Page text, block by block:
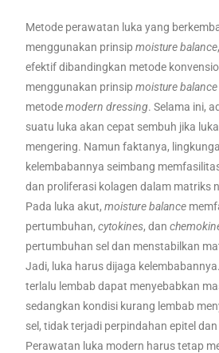
Metode perawatan luka yang
menggunakan prinsipmoisture balance
efektif dibandingkan metode
menggunakan prinsipmoisture balance
metodemodern dressing. Selama ini,
suatu luka akan cepat sembuh jika
mengering. Namun faktanya,
kelembabannya seimbang
dan proliferasi kolagen dalam matriks
Pada luka akut,moisture balance
pertumbuhan,cytokines, dan
pertumbuhan sel dan menstabilkan
Jadi, luka harus dijaga
terlalu lembab dapat menyebabkan
sedangkan kondisi kurang lembab
sel, tidak terjadi perpindahan epitel
Perawatan luka modern harus tetap